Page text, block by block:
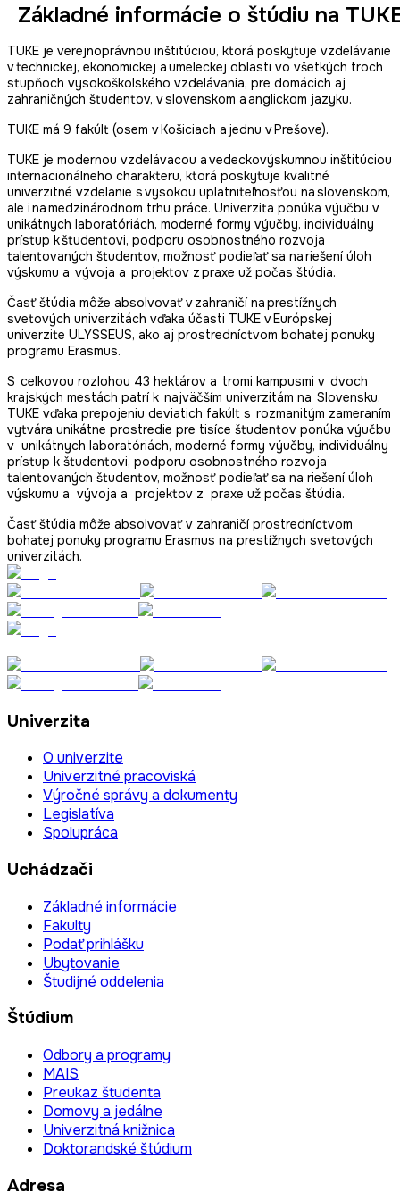
Základné informácie o štúdiu na
TUKE je verejnoprávnou inštitúciou, ktorá poskytuje vzdelávanie
v technickej, ekonomickej a umeleckej oblasti vo všetkých troch
stupňoch vysokoškolského vzdelávania, pre domácich aj
zahraničných študentov, v slovenskom a anglickom jazyku.
TUKE má 9 fakúlt (osem v Košiciach a jednu v Prešove).
TUKE je modernou vzdelávacou a vedeckovýskumnou inštitúciou
internacionálneho charakteru, ktorá poskytuje kvalitné
univerzitné vzdelanie s vysokou uplatniteľnosťou na slovenskom,
ale i na medzinárodnom trhu práce. Univerzita ponúka výučbu v
unikátnych laboratóriách, moderné formy výučby, individuálny
prístup k študentovi, podporu osobnostného rozvoja
talentovaných študentov, možnosť podieľať sa na riešení úloh
výskumu a vývoja a projektov z praxe už počas štúdia.
Časť štúdia môže absolvovať v zahraničí na prestížnych
svetových univerzitách vďaka účasti TUKE v Európskej
univerzite ULYSSEUS, ako aj prostredníctvom bohatej ponuky
programu Erasmus.
S celkovou rozlohou 43 hektárov a tromi kampusmi v dvoch
krajských mestách patrí k najväčším univerzitám na Slovensku.
TUKE vďaka prepojeniu deviatich fakúlt s rozmanitým zameraním
vytvára unikátne prostredie pre tisíce študentov ponúka výučbu
v unikátnych laboratóriách, moderné formy výučby, individuálny
prístup k študentovi, podporu osobnostného rozvoja
talentovaných študentov, možnosť podieľať sa na riešení úloh
výskumu a vývoja a projektov z praxe už počas štúdia.
Časť štúdia môže absolvovať v zahraničí prostredníctvom
bohatej ponuky programu Erasmus na prestížnych svetových
univerzitách.
Univerzita
O univerzite
Univerzitné pracoviská
Výročné správy a dokumenty
Legislatíva
Spolupráca
Uchádzači
Základné informácie
Fakulty
Podať prihlášku
Ubytovanie
Študijné oddelenia
Štúdium
Odbory a programy
MAIS
Preukaz študenta
Domovy a jedálne
Univerzitná knižnica
Doktorandské štúdium
Adresa